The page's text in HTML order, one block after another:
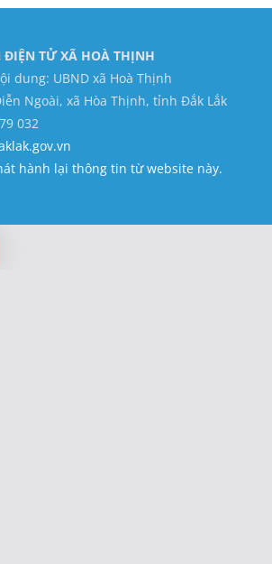
ĐIỆN TỬ XÃ HOÀ THỊNH
dung: UBND xã Hoà Thịnh
Ngoài, xã Hòa Thịnh, tỉnh Đắk Lắk
032
hành lại thông tin từ website này.